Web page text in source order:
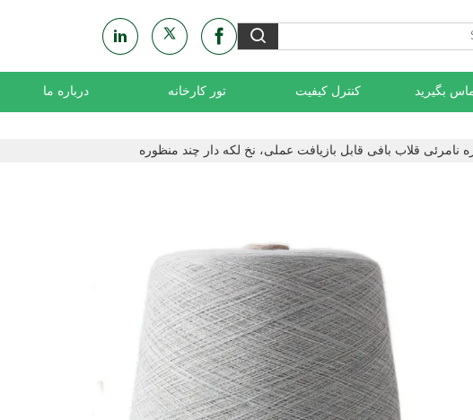
درباره ما تور کارخانه کنترل کیفیت بگیرید
نامرئی قلاب بافی قابل بازیافت عملی، نخ لکه دار چند منظوره